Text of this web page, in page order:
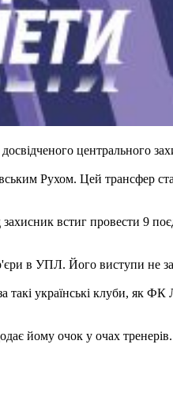
центрального
Рухом. Цей трансфер
встиг провести 9
в УПЛ. Його виступи
українські клуби, як
йому очок у очах